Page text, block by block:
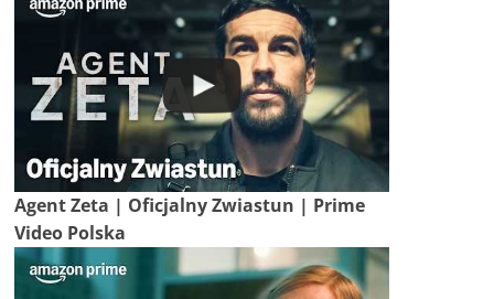
Agent Zeta | Oficjalny Zwiastun | Prime
Video Polska